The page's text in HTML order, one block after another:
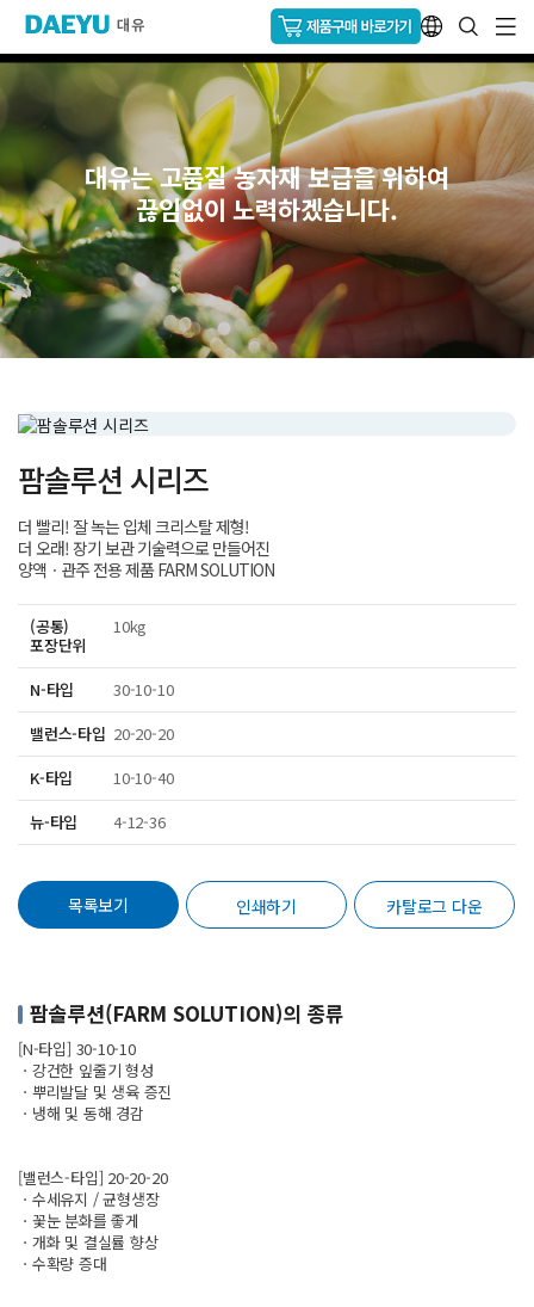
대유는 고품질 농자재 보급을 위하여
끊임없이 노력하겠습니다.
팜솔루션 시리즈
더 빨리! 잘 녹는 입체 크리스탈 제형!
더 오래! 장기 보관 기술력으로 만들어진
양액ㆍ관주 전용 제품 FARM SOLUTION
(공통)
포장단위
10kg
N-타입
30-10-10
밸런스-타입 20-20-20
K-타입
10-10-40
뉴-타입
4-12-36
목록보기 인쇄하기 카탈로그 다운
팜솔루션(FARM SOLUTION)의 종류
[N-타입] 30-10-10
ㆍ강건한 잎줄기 형성
ㆍ뿌리발달 및 생육 증진
ㆍ냉해 및 동해 경감
[밸런스-타입] 20-20-20
ㆍ수세유지 / 균형생장
ㆍ꽃눈 분화를 좋게
ㆍ개화 및 결실률 향상
ㆍ수확량 증대